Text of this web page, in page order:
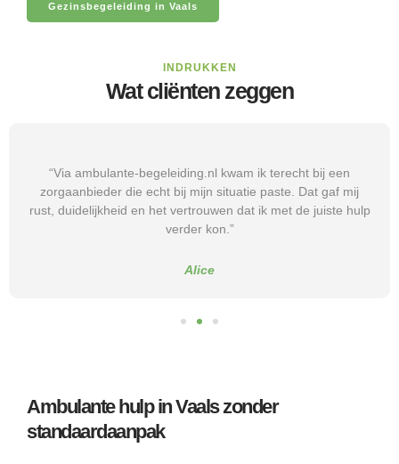
Gezinsbegeleiding in Vaals
INDRUKKEN
Wat cliënten zeggen
“Via ambulante-begeleiding.nl kwam ik terecht bij een
zorgaanbieder die echt bij mijn situatie paste. Dat gaf mij
rust, duidelijkheid en het vertrouwen dat ik met de juiste hulp
verder kon.”
Alice
Ambulante hulp in Vaals zonder
standaardaanpak